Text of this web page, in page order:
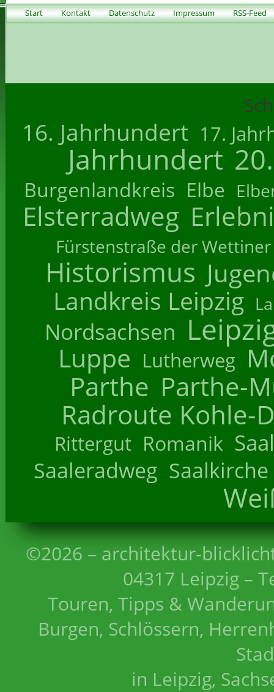
Start Kontakt Datenschutz Impressum RSS-Feed
16. Jahrhundert 17.
Jahrhundert
Burgenlandkreis Elbe
Elsterradweg
Fürstenstraße der Wettiner
Historismus
Landkreis Leipzig
Nordsachsen
Luppe Lutherweg
Parthe Parthe-
Radroute Kohle-
Rittergut Romanik
Saaleradweg Saalkirche
©2026 – architektur-
04317 Leipzig –
Touren, Tipps &
Burgen, Schlössern,
in Leipzig,